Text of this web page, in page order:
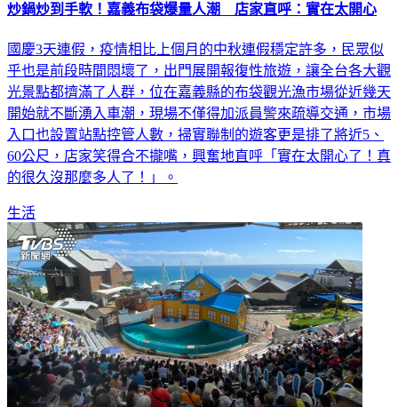
炒鍋炒到手軟！嘉義布袋爆量人潮 店家直呼：實在太開心
國慶3天連假，疫情相比上個月的中秋連假穩定許多，民眾似
乎也是前段時間悶壞了，出門展開報復性旅遊，讓全台各大觀
光景點都擠滿了人群，位在嘉義縣的布袋觀光漁市場從近幾天
開始就不斷湧入車潮，現場不僅得加派員警來疏導交通，市場
入口也設置站點控管人數，掃實聯制的遊客更是排了將近5、
60公尺，店家笑得合不攏嘴，興奮地直呼「實在太開心了！真
的很久沒那麼多人了！」。
生活